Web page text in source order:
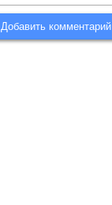
Добавить комментарий